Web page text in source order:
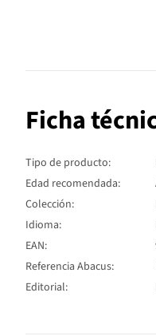
Ficha
Tipo de producto:
Edad recomendada:
Colección:
Idioma:
EAN:
Referencia Abacus:
Editorial: